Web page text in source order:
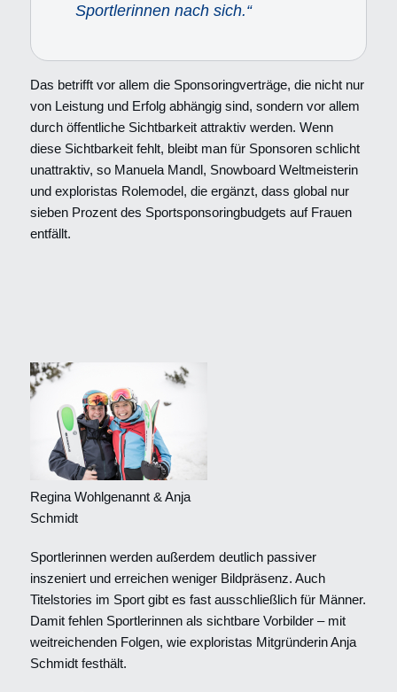
Sportlerinnen nach sich.“
Das betrifft vor allem die Sponsoringverträge, die nicht nur
von Leistung und Erfolg abhängig sind, sondern vor allem
durch öffentliche Sichtbarkeit attraktiv werden. Wenn
diese Sichtbarkeit fehlt, bleibt man für Sponsoren schlicht
unattraktiv, so Manuela Mandl, Snowboard Weltmeisterin
und exploristas Rolemodel, die ergänzt, dass global nur
sieben Prozent des Sportsponsoringbudgets auf Frauen
entfällt.
Regina Wohlgenannt & Anja
Schmidt
Sportlerinnen werden außerdem deutlich passiver
inszeniert und erreichen weniger Bildpräsenz. Auch
Titelstories im Sport gibt es fast ausschließlich für Männer.
Damit fehlen Sportlerinnen als sichtbare Vorbilder – mit
weitreichenden Folgen, wie exploristas Mitgründerin Anja
Schmidt festhält.